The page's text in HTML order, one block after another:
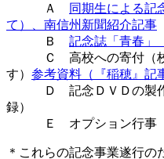
Ａ
同期生による記
て）
南信州新聞紹介記事
Ｂ 記念誌「青春」
Ｃ 高校への寄付（校
す） 参考資料（『稲穂』記
Ｄ 記念ＤＶＤの製作
録）
Ｅ オプション行事
＊これらの記念事業遂行